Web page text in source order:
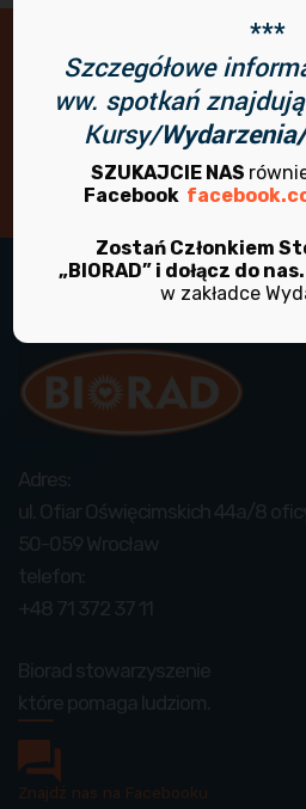
Masz pytania lub
Skontaktuj
Adres:
ul. Ofiar Oświęcimskich 44a/8
50-059 Wrocław
telefon:
+48 71 372 37 11
Biorad stowarzyszenie
które pomaga ludziom.
Znajdź nas na Facebooku
***
Szczegółowe
ww. spotkań
Kursy/
SZUKAJCIE NAS
Facebook
Zostań Członkiem
„BIORAD” i dołącz do nas.
w zakładce